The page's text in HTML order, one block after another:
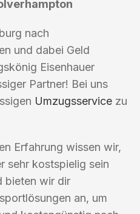
nach
und dabei Geld
Eisenhauer
Partner! Bei uns
Umzugsservice zu
Erfahrung wissen wir,
sehr kostspielig sein
bieten wir dir
an, um